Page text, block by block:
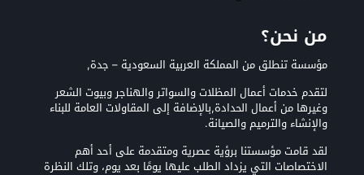
من نحن؟
مؤسسة تنطلق من المملكة العربية السعودية – جدة,
لتقدم خدمات أعمال المظلات والسواتر والهناجر وبيوت الشعر
وغيرها من أعمال الحدادة,بالإضافة إلى المقاولات العامة للبناء
والإنشاء والترميم والصيانة.
لقد قامت مؤسستنا برؤية عصرية ومتقدمة على أحد أهم
الاختصاصات التي يزداد الطلب عليها يومًا بعد يوم، وتلك النظرة